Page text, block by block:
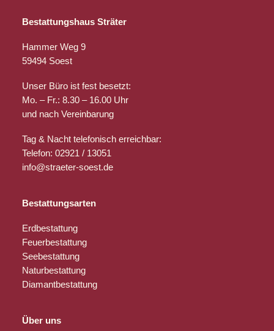
Bestattungshaus Sträter
Hammer Weg 9
59494 Soest
Unser Büro ist fest besetzt:
Mo. – Fr.: 8.30 – 16.00 Uhr
und nach Vereinbarung
Tag & Nacht telefonisch erreichbar:
Telefon: 02921 / 13051
info@straeter-soest.de
Bestattungsarten
Erdbestattung
Feuerbestattung
Seebestattung
Naturbestattung
Diamantbestattung
Über uns